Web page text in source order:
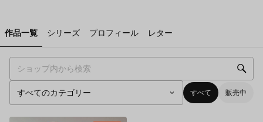
作品一覧 シリーズ プロフィール レター
すべて 販売中